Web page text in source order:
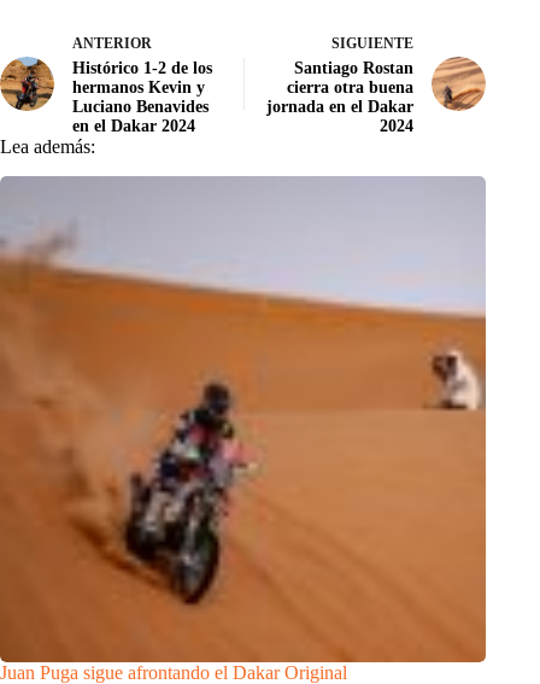
ANTERIOR
Histórico 1-2 de los
hermanos Kevin y
Luciano Benavides
en el Dakar 2024
SIGUIENTE
Santiago Rostan
cierra otra buena
jornada en el Dakar
2024
Lea además:
Juan Puga sigue afrontando el Dakar Original